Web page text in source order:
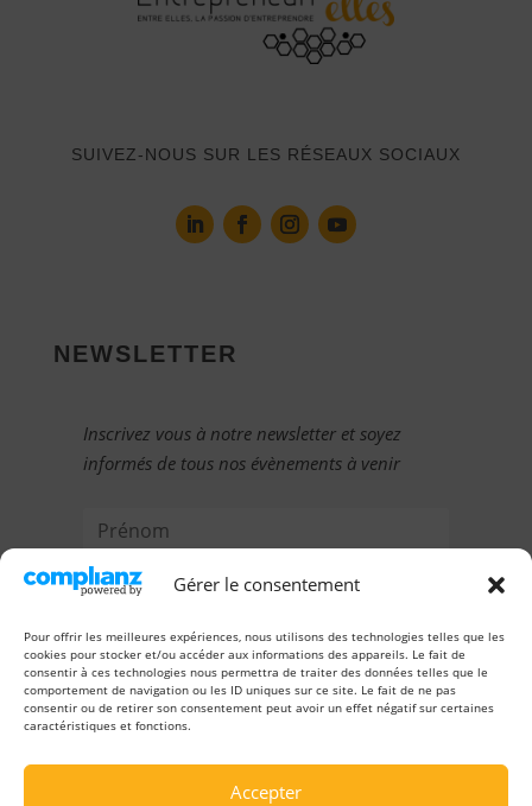
Gérer le consentement
Pour offrir les meilleures expériences, nous utilisons des technologies telles que les
cookies pour stocker et/ou accéder aux informations des appareils. Le fait de
consentir à ces technologies nous permettra de traiter des données telles que le
comportement de navigation ou les ID uniques sur ce site. Le fait de ne pas
consentir ou de retirer son consentement peut avoir un effet négatif sur certaines
caractéristiques et fonctions.
Accepter
SUIVEZ-NOUS SUR LES RÉSEAUX SOCIAUX
NEWSLETTER
Inscrivez vous à notre newsletter et soyez
informés de tous nos évènements à venir
JE M'INSCRIS